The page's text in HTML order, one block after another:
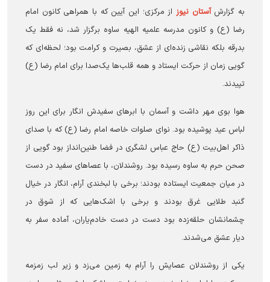
به گزارشآستان نیوز از مرکزی؛ این آیین که با همراهی کانون امام
رضا (ع) و کانون مدرسه علمیه الهیه ساوه برگزار شد، نه فقط یک
بدرقه بلکه نقاشی زنده‌ای از عشق، بصیرت و کرامت بود؛ لحظه‌ای که
گویی زمان از حرکت ایستاد و همه قلب‌ها یک‌صدا برای امام رضا (ع)
تپیدند.
هوا بوی مهر داشت و آسمان با ابرهای سفیدش انگار برای این روز
لباس عید پوشیده بود. نوای صلوات خاصه امام رضا (ع) که با صدای
ذاکر اهل‌بیت (ع) حاج عباس لشگری در فضا طنین‌انداز بود گویی از
صحن حرم به ساوه رسیده بود. روشندلان، با عصاهای سفید در دست
در میان جمعیت ایستاده بودند؛ برخی با لبخندی آرام، انگار در خیال
گنبد طلایی غرق بودند و برخی با اشک‌هایی که از شوق در
چشمانشان حلقه‌زده بود دست در دست خادم‌یاران، آماده سفر به
دیار عشق می‌شدند.
یکی از روشندلان عصایش را آرام به زمین می‌زد و زیر لب زمزمه